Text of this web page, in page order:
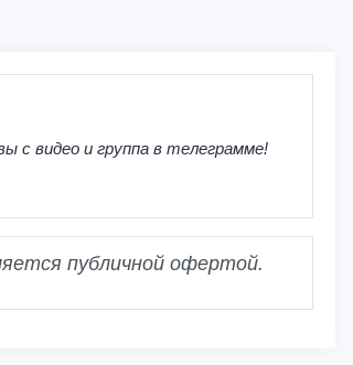
с видео и группа в телеграмме!
публичной офертой.